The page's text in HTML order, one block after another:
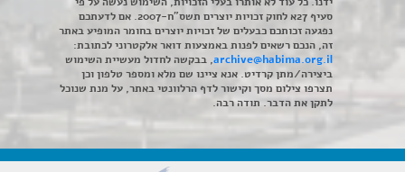
סעיף 27א לחוק זכויות יוצרים תשס"ח-2007. אם לדעתכם
נפגעה זכותכם כבעלים של זכויות יוצרים בחומר המופיע באתר
זה, הנכם רשאים לפנות באמצעות דואר אלקטרוני לכתובת:
archive@habima.org.il, בבקשה לחדול מעשיית השימוש
ביצירה/מתן קרדיט. אנא ציינו שם מלא ומספר טלפון וכן
תצרפו צילום מסך וקישור לדף הרלוונטי באתר, על מנת שנוכל
לתקן את הדבר. תודה רבה.